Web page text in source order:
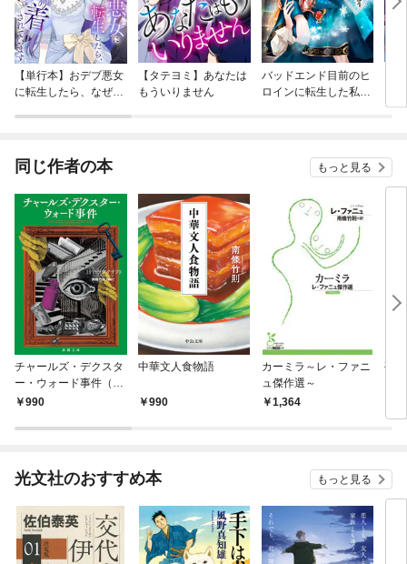
【単行本】おデブ悪女
に転生したら、なぜか
【タテヨミ】あなたは
もういりません
バッドエンド目前のヒ
ロインに転生した私、
同じ作者の本 もっと見る
チャールズ・デクスタ
ー・ウォード事件（新
潮文庫）
990
中華文人食物語
990
カーミラ～レ・ファニ
ュ傑作選～
1,364
孤
光文社のおすすめ本 もっと見る